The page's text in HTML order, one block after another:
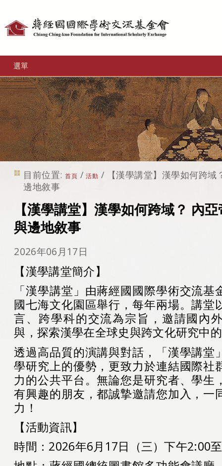
選單
目前位置: 首頁 /活動 /
【漢學講堂】漢學如何跨
邊地敘事
【漢學講堂】漢學如何跨域？ 內
與邊地敘事
2026年06月17日
【漢學講堂簡介】
「漢學講堂」由蔣經國國際學術交流
國七海文化園區舉行，每年兩場。講堂
言、跨學科的交流為宗旨，邀請國內
與，探索漢學在全球史與跨文化研究中
透過高品質的演講與對話，「漢學講堂
學研究上的優勢，更致力於連結國際社
力的公共平台。無論您是研究者、學生
有興趣的朋友，都誠摯邀請您加入，一
力！
【活動資訊】
時間：2026年6月17日（三）下午2:00